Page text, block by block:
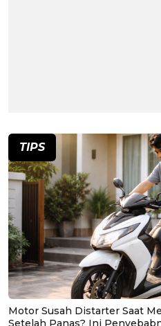
TIPS
Motor Susah Distarter Saat
Setelah Panas? Ini